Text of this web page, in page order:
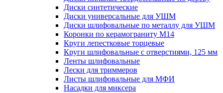
Диски синтетические
Диски универсальные для УШМ
Диски шлифовальные по металлу для УШМ
Коронки по керамограниту M14
Круги лепестковые торцевые
Круги шлифовальные с отверстиями, 125 мм
Ленты шлифовальные
Лески для триммеров
Листы шлифовальные для МФИ
Насадки для миксера